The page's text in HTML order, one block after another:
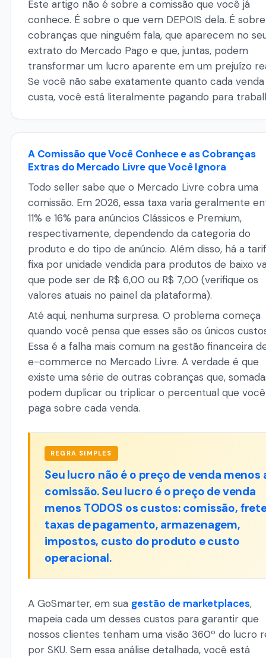
Este artigo não é sobre a comissão que você já
conhece. É sobre o que vem DEPOIS dela. É
cobranças que ninguém fala, que aparecem no
extrato do Mercado Pago e que, juntas, podem
transformar um lucro aparente em um prejuízo
Se você não sabe exatamente quanto cada venda
custa, você está literalmente pagando para
A Comissão que Você Conhece e as Cobranças
Extras do Mercado Livre que Você Ignora
Todo seller sabe que o Mercado Livre cobra uma
comissão. Em 2026, essa taxa varia geralmente
11% e 16% para anúncios Clássicos e Premium,
respectivamente, dependendo da categoria do
produto e do tipo de anúncio. Além disso, há a
fixa por unidade vendida para produtos de baixo
que pode ser de R$ 6,00 ou R$ 7,00 (verifique os
valores atuais no painel da plataforma).
Até aqui, nenhuma surpresa. O problema começa
quando você pensa que esses são os únicos
Essa é a falha mais comum na gestão financeira
e-commerce no Mercado Livre. A verdade é que
existe uma série de outras cobranças que,
podem duplicar ou triplicar o percentual que você
paga sobre cada venda.
REGRA SIMPLES
Seu lucro não é o preço de venda menos
comissão. Seu lucro é o preço de venda
menos TODOS os custos: comissão,
taxas de pagamento, armazenagem,
impostos, custo do produto e custo
operacional.
A GoSmarter, em sua gestão de marketplaces,
mapeia cada um desses custos para garantir que
nossos clientes tenham uma visão 360º do lucro
por SKU. Sem essa análise detalhada, você está